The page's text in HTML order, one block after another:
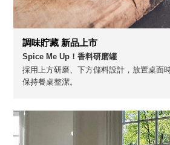
調味貯藏 新品上市
Spice Me Up！香料研磨罐
採用上方研磨、下方儲料設計，放置桌面
保持餐桌整潔。